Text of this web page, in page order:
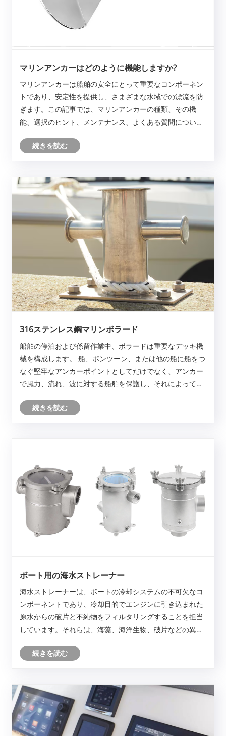
マリンアンカーはどのように機能しますか?
マリンアンカーは船舶の安全にとって重要なコンポーネン
トであり、安定性を提供し、さまざまな水域での漂流を防
ぎます。この記事では、マリンアンカーの種類、その機
能、選択のヒント、メンテナンス、よくある質問について
な洞察を提供します。 ANDY MARINE は、信頼性と耐久性
続きを読む
316ステンレス鋼マリンボラード
船舶の停泊および係留作業中、ボラードは重要なデッキ機
械を構成します。 船、ポンツーン、または他の船に船をつ
なぐ堅牢なアンカーポイントとしてだけでなく、アンカー
で風力、流れ、波に対する船舶を保護し、それによって人
レス鋼で作られた高標準のマリンボラードのアプリケーシ
続きを読む
ボート用の海水ストレーナー
海水ストレーナーは、ボートの冷却システムの不可欠なコ
ンポーネントであり、冷却目的でエンジンに引き込まれた
原水からの破片と不純物をフィルタリングすることを担当
しています。それらは、海藻、海洋生物、破片などの異物
保するのを防ぎます。
続きを読む